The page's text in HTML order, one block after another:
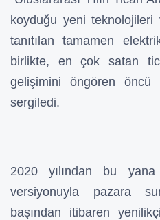
koyduğu yeni teknolojileri
tanıtılan tamamen
birlikte, en çok satan
gelişimini öngören öncü
sergiledi.
2020 yılından bu
versiyonuyla pazara
başından itibaren